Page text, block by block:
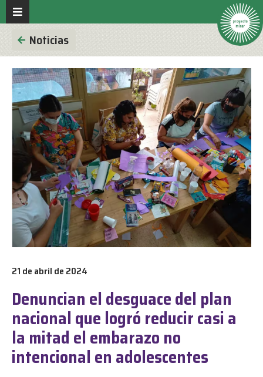
Noticias
21 de abril de 2024
Denuncian el desguace del plan
nacional que logró reducir casi a
la mitad el embarazo no
intencional en adolescentes